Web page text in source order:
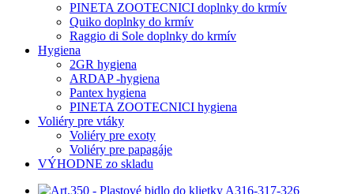
PINETA ZOOTECNICI doplnky do krmív
Quiko doplnky do krmív
Raggio di Sole doplnky do krmív
Hygiena
2GR hygiena
ARDAP -hygiena
Pantex hygiena
PINETA ZOOTECNICI hygiena
Voliéry pre vtáky
Voliéry pre exoty
Voliéry pre papagáje
VÝHODNE zo skladu